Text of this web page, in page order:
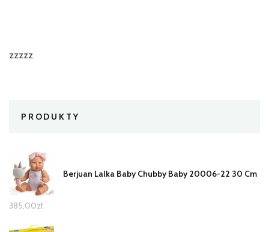
zzzzz
PRODUKTY
Berjuan Lalka Baby Chubby Baby 20006-22 30 Cm
385,00zł